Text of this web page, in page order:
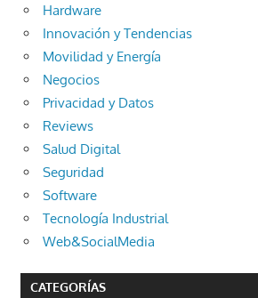
Hardware
Innovación y Tendencias
Movilidad y Energía
Negocios
Privacidad y Datos
Reviews
Salud Digital
Seguridad
Software
Tecnología Industrial
Web&SocialMedia
CATEGORÍAS